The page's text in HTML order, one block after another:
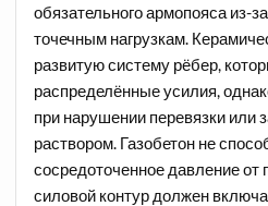
обязательного армопояса из-
точечным нагрузкам.
развитую систему рёбер,
распределённые усилия,
при нарушении перевязки или
раствором. Газобетон не
сосредоточенное давление
силовой контур должен